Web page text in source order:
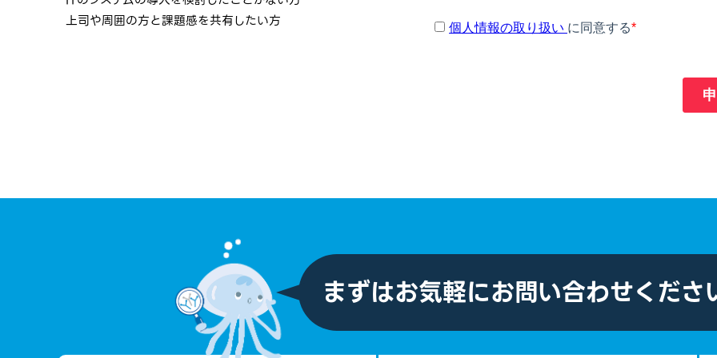
上司や周囲の方と課題感を共有したい方
まずはお気軽にお問い合わせくださ